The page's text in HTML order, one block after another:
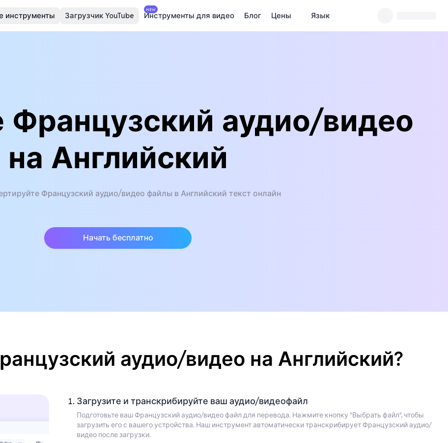
инструменты Загрузчик YouTube
NEW
Инструменты для видео Блог Цены Язык
Французский аудио/видео
на Английский
Французский аудио/видео файлы в Английский текст онлайн
Начать бесплатно
аудио/видео на Английский?
Загрузите и транскрибируйте ваш аудио/видеофайл
Подготовьте ваш Французский аудио/видео файл для перевода. Нажмите кнопку "Выбрать файл", чтобы
загрузить его с вашего устройства. Наш инструмент автоматически транскрибирует Французский аудио/
видео после загрузки.